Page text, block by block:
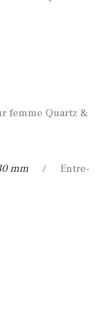
femme Quartz &
mm / Entre-